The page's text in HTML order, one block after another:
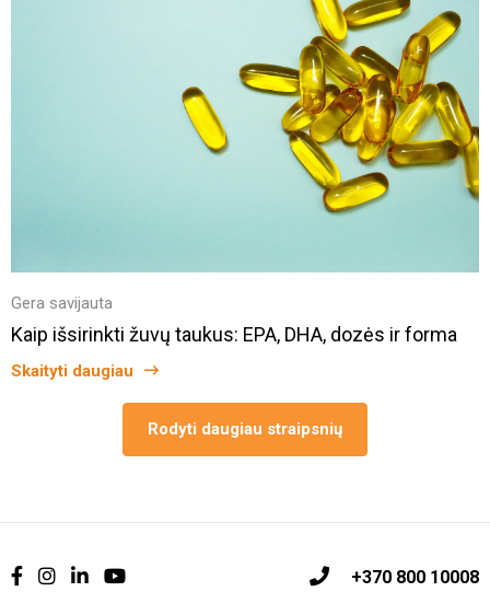
Gera savijauta
Kaip išsirinkti žuvų taukus: EPA, DHA, dozės ir forma
Skaityti daugiau
Rodyti daugiau straipsnių
+370 800 10008